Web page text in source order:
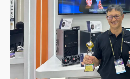
白海豚逼近！北市水門只出
4800＋拖吊費